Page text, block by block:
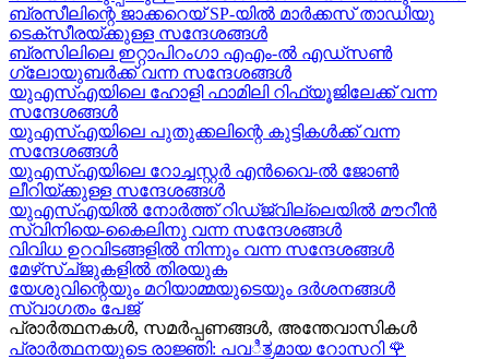
ബ്രസീലിന്റെ ജാക്കറെയ്‍ SP-യിൽ മാർക്കസ് താഡിയു
ടെക്സീരയ്ക്കുള്ള സന്ദേശങ്ങള്‍
ബ്രസിലിലെ ഇറ്റാപിറംഗാ എഎം-ൽ എഡ്സൺ
ഗ്ലോയുബർക്ക് വന്ന സന്ദേശങ്ങൾ
യുഎസ്എയിലെ ഹോളി ഫാമിലി റിഫ്യൂജിലേക്ക് വന്ന
സന്ദേശങ്ങൾ
യുഎസ്എയിലെ പുതുക്കലിന്റെ കുട്ടികള്‍ക്ക് വന്ന
സന്ദേശങ്ങള്‍
യുഎസ്എയിലെ റോച്ചസ്റ്റർ എൻവൈ-ൽ ജോൺ
ലീറിയ്ക്കുള്ള സന്ദേശങ്ങൾ
യുഎസ്എയിൽ നോർത്ത് റിഡ്ജ്വില്ലെയിൽ മൗറീൻ
സ്വിനിയെ-കൈലിനു വന്ന സന്ദേശങ്ങള്‍
വിവിധ ഉറവിടങ്ങളിൽ നിന്നും വന്ന സന്ദേശങ്ങൾ
മേഴ്‍സ്ച്ജുകളിൽ തിരയുക
യേശുവിന്റെയും മറിയാമ്മയുടെയും ദർശനങ്ങൾ
സ്വാഗതം പേജ്
പ്രാർത്ഥനകൾ, സമർപ്പണങ്ങൾ, അന്തേവാസികൾ
പ്രാർത്ഥനയുടെ രാജ്ഞി: പവಿತ್ರമായ റോസറി 🌹